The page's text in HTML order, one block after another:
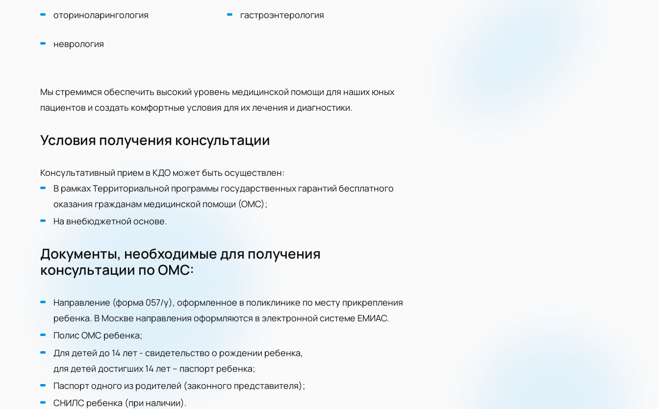
оториноларингология
неврология
гастроэнтерология
Мы стремимся обеспечить высокий уровень медицинской помощи для наших юных
пациентов и создать комфортные условия для их лечения и диагностики.
Условия получения консультации
Консультативный прием в КДО может быть осуществлен:
В рамках Территориальной программы государственных гарантий бесплатного
оказания гражданам медицинской помощи (ОМС);
На внебюджетной основе.
Документы, необходимые для получения
консультации по ОМС:
Направление (форма 057/у), оформленное в поликлинике по месту прикрепления
ребенка. В Москве направления оформляются в электронной системе ЕМИАС.
Полис ОМС ребенка;
Для детей до 14 лет - свидетельство о рождении ребенка,
для детей достигших 14 лет – паспорт ребенка;
Паспорт одного из родителей (законного представителя);
СНИЛС ребенка (при наличии).